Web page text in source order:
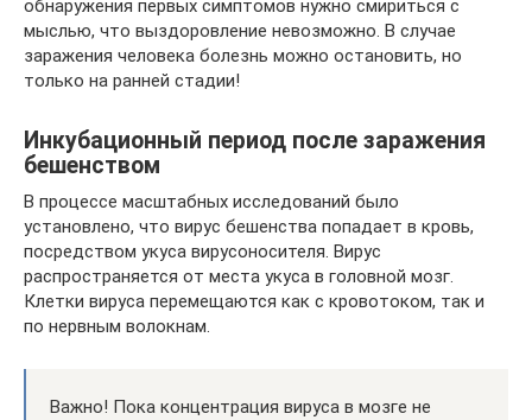
обнаружения первых симптомов нужно смириться с
мыслью, что выздоровление невозможно. В случае
заражения человека болезнь можно остановить, но
только на ранней стадии!
Инкубационный период после заражения
бешенством
В процессе масштабных исследований было
установлено, что вирус бешенства попадает в кровь,
посредством укуса вирусоносителя. Вирус
распространяется от места укуса в головной мозг.
Клетки вируса перемещаются как с кровотоком, так и
по нервным волокнам.
Важно! Пока концентрация вируса в мозге не